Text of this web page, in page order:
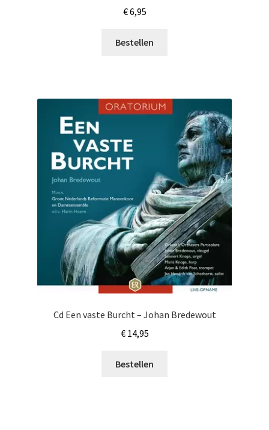
€6,95
Bestellen
Cd Een vaste Burcht – Johan Bredewout
€14,95
Bestellen